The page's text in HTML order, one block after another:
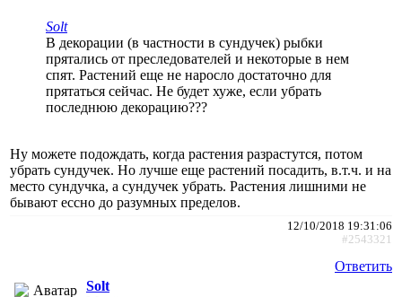
Solt
В декорации (в частности в сундучек) рыбки
прятались от преследователей и некоторые в нем
спят. Растений еще не наросло достаточно для
прятаться сейчас. Не будет хуже, если убрать
последнюю декорацию???
Ну можете подождать, когда растения разрастутся, потом
убрать сундучек. Но лучше еще растений посадить, в.т.ч. и на
место сундучка, а сундучек убрать. Растения лишними не
бывают ессно до разумных пределов.
12/10/2018 19:31:06
#2543321
Ответить
Solt